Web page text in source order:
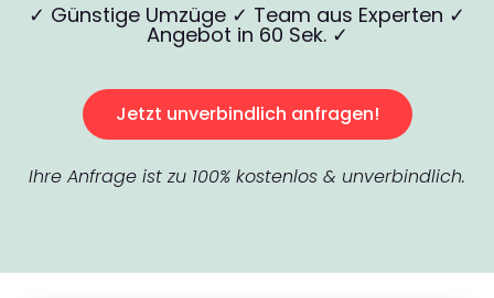
✓ Günstige Umzüge ✓ Team aus Experten ✓
Angebot in 60 Sek. ✓
Jetzt unverbindlich anfragen!
Ihre Anfrage ist zu 100% kostenlos & unverbindlich.